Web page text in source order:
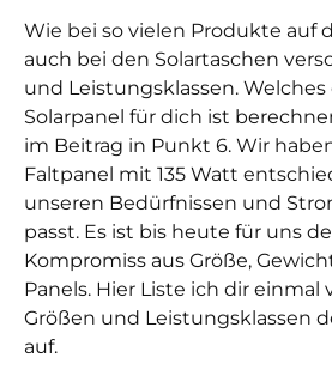
Wie bei so vielen Produkte auf
auch bei den Solartaschen
und Leistungsklassen.
Solarpanel für dich ist
im Beitrag in Punkt 6. Wir
Faltpanel mit 135 Watt
unseren Bedürfnissen und
passt. Es ist bis heute für uns
Kompromiss aus Größe,
Panels. Hier Liste ich dir einmal
Größen und Leistungsklassen
auf.